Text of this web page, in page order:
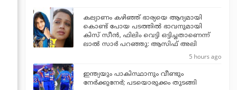
കല്യാണം കഴിഞ്ഞ് ഭാര്യയെ ആദ്യമായി
കൊണ്ട് പോയ പടത്തില്‍ ഭാവനുമായി
കിസ് സീന്‍, ഫിലിം വെട്ടി ഒട്ടിച്ചതാണെന്ന്
ലാല്‍ സാര്‍ പറഞ്ഞു: ആസിഫ് അലി
5 hours ago
ഇന്ത്യയും പാകിസ്ഥാനും വീണ്ടും
നേര്‍ക്കുനേര്‍; പടയൊരുക്കം തുടങ്ങി